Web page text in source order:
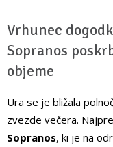
Vrhunec
Sopranos
objeme
Ura se je bližala
zvezde večera.
Sopranos, ki je na